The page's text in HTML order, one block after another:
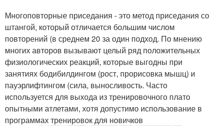
Многоповторные приседания - это метод приседания со
штангой, который отличается большим числом
повторений (в среднем 20 за один подход. По мнению
многих авторов вызывают целый ряд положительных
физиологических реакций, которые выгодны при
занятиях бодибилдингом (рост, прорисовка мышц) и
пауэрлифтингом (сила, выносливость. Часто
используется для выхода из тренировочного плато
опытными атлетами, хотя допустимо использование в
программах тренировок для новичков